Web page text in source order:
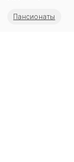
Пансионаты